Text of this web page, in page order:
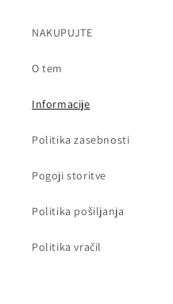
NAKUPUJTE
O tem
Informacije
Politika zasebnosti
Pogoji storitve
Politika pošiljanja
Politika vračil